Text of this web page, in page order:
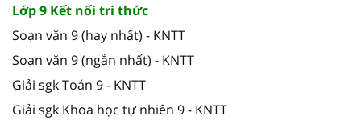
Lớp 9 Kết nối tri thức
Soạn văn 9 (hay nhất) - KNTT
Soạn văn 9 (ngắn nhất) - KNTT
Giải sgk Toán 9 - KNTT
Giải sgk Khoa học tự nhiên 9 - KNTT